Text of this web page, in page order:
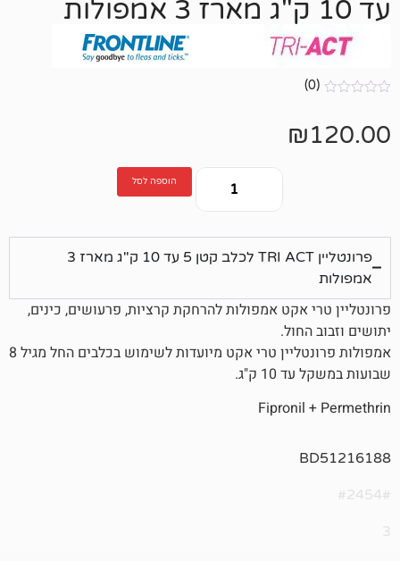
הוספה לסל
פרונטליין TRI ACT לכלב קטן 5 עד 10 ק"ג מארז 3
אמפולות להרחקת קרציות, פרעושים, כינים,
אמפולות פרונטליין טרי אקט מיועדות לשימוש בכלבים החל מגיל 8
ק"ג.